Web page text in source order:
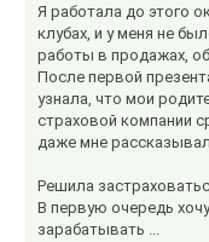
Я работала до этого
клубах, и у меня не
работы в продажах,
После первой
узнала, что мои
страховой компании
даже мне
Решила
В первую очередь
зарабатывать ...